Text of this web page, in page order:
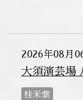
2026年08月
大須演芸場
桂米紫